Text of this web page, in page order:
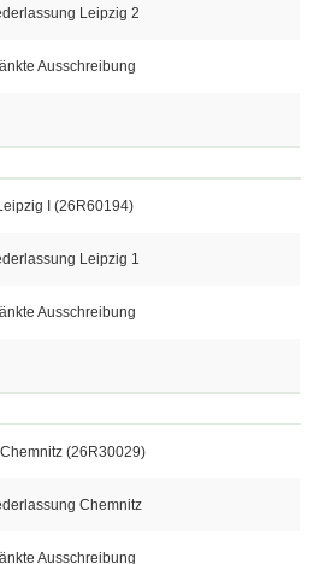
Leipzig 2
Ausschreibung
I (26R60194)
Leipzig 1
Ausschreibung
(26R30029)
Chemnitz
Ausschreibung